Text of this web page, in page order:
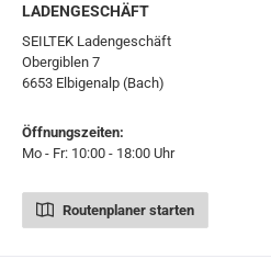
LADENGESCHÄFT
SEILTEK Ladengeschäft
Obergiblen 7
6653 Elbigenalp (Bach)
Öffnungszeiten:
Mo - Fr: 10:00 - 18:00 Uhr
Routenplaner starten